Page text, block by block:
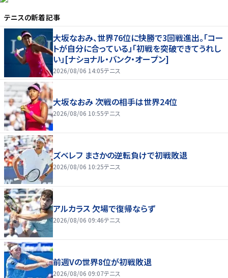
テニスの新着記事
大坂なおみ、世界76位に快勝で3回戦進出。「コー
トが自分に合っている」「初戦を突破できてうれし
い」[ナショナル・バンク・オープン]
2026/08/06 14:05テニス
大坂なおみ 次戦の相手は世界24位
2026/08/06 10:55テニス
ズベレフ まさかの逆転負けで初戦敗退
2026/08/06 10:25テニス
アルカラス 欠場で復帰ならず
2026/08/06 09:46テニス
前週Vの世界8位が初戦敗退
2026/08/06 09:07テニス